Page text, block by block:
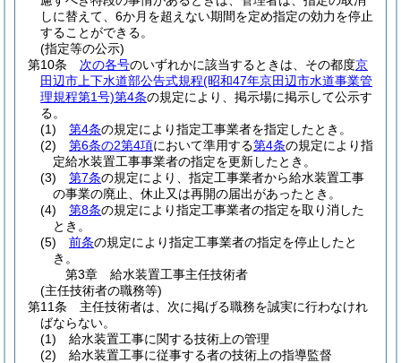
しに替えて、6か月を超えない期間を定め指定の効力を停止
することができる。
(指定等の公示)
第10条
次の各号のいずれかに該当するときは、その都度京
田辺市上下水道部公告式規程(昭和47年京田辺市水道事業管
理規程第1号)第4条の規定により、掲示場に掲示して公示す
る。
(1)
第4条の規定により指定工事業者を指定したとき。
(2)
第6条の2第4項において準用する第4条の規定により指
定給水装置工事事業者の指定を更新したとき。
(3)
第7条の規定により、指定工事業者から給水装置工事
の事業の廃止、休止又は再開の届出があったとき。
(4)
第8条の規定により指定工事業者の指定を取り消した
とき。
(5)
前条の規定により指定工事業者の指定を停止したと
き。
第3章
給水装置工事主任技術者
(主任技術者の職務等)
第11条
主任技術者は、次に掲げる職務を誠実に行わなけれ
ばならない。
(1)
給水装置工事に関する技術上の管理
(2)
給水装置工事に従事する者の技術上の指導監督